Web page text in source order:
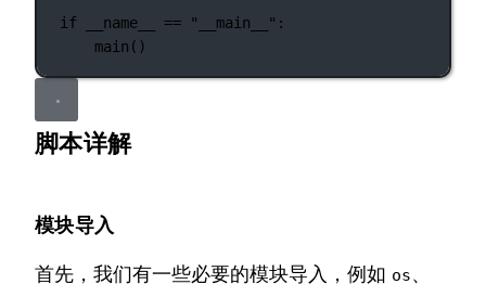
if __name__ == "__main__" :
main()
脚本详解
模块导入
首先，我们有一些必要的模块导入，例如 os、